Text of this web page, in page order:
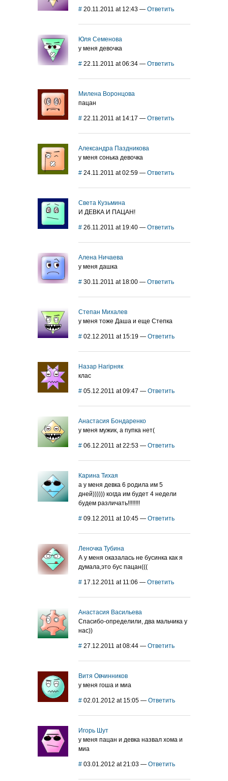
# 20.11.2011 at 12:43 — Ответить
Юля Семенова
у меня девочка
# 22.11.2011 at 06:34 — Ответить
Милена Воронцова
пацан
# 22.11.2011 at 14:17 — Ответить
Александра Паздникова
у меня сонька девочка
# 24.11.2011 at 02:59 — Ответить
Света Кузьмина
И ДЕВКА И ПАЦАН!
# 26.11.2011 at 19:40 — Ответить
Алена Ничаева
у меня дашка
# 30.11.2011 at 18:00 — Ответить
Степан Михалев
у меня тоже Даша и еще Степка
# 02.12.2011 at 15:19 — Ответить
Назар Нагірняк
клас
# 05.12.2011 at 09:47 — Ответить
Анастасия Бондаренко
у меня мужик, а пупка нет(
# 06.12.2011 at 22:53 — Ответить
Карина Тихая
а у меня девка 6 родила им 5
дней)))))) когда им будет 4 недели
будем различать!!!!!!!!
# 09.12.2011 at 10:45 — Ответить
Леночка Тубина
А у меня оказалась не бусинка как я
думала,это бус пацан(((
# 17.12.2011 at 11:06 — Ответить
Анастасия Васильева
Спасибо-определили, два мальчика у
нас))
# 27.12.2011 at 08:44 — Ответить
Витя Овчинников
у меня гоша и миа
# 02.01.2012 at 15:05 — Ответить
Игорь Шут
у меня пацан и девка назвал хома и
миа
# 03.01.2012 at 21:03 — Ответить